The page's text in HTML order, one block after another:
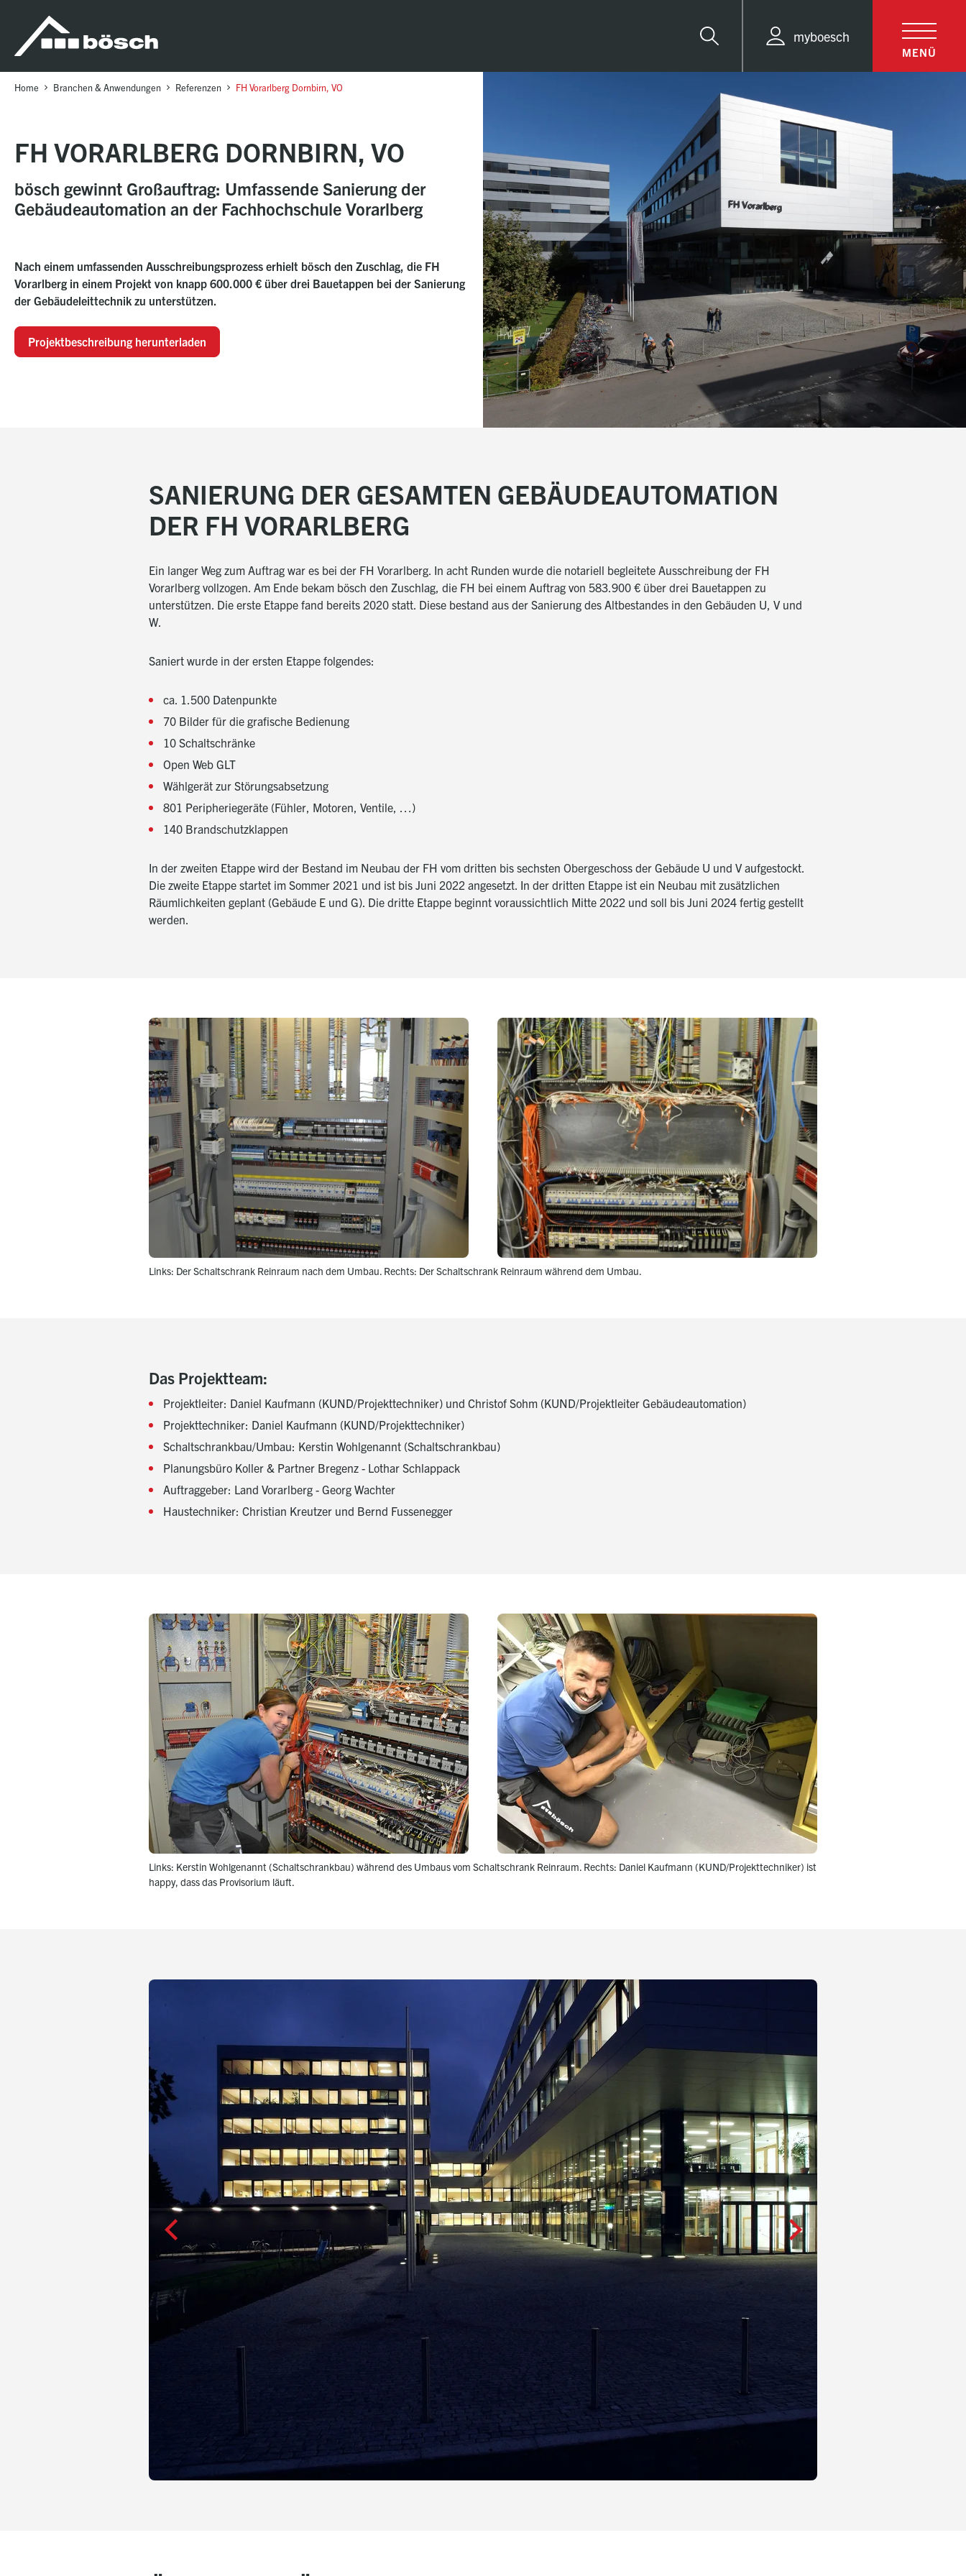
sr.skip-to.main-content
sr.skip-to.table-of-contents
sr.skip-to.main-navigation
Suche
myboesch
MENÜ
Home Branchen & Anwendungen Referenzen FH Vorarlberg Dornbirn, VO
FH VORARLBERG DORNBIRN, VO
bösch gewinnt Großauftrag: Umfassende Sanierung der
Gebäudeautomation an der Fachhochschule Vorarlberg
Nach einem umfassenden Ausschreibungsprozess erhielt bösch den Zuschlag, die FH
Vorarlberg in einem Projekt von knapp 600.000 € über drei Bauetappen bei der Sanierung
der Gebäudeleittechnik zu unterstützen.
Projektbeschreibung herunterladen
SANIERUNG DER GESAMTEN GEBÄUDEAUTOMATION
DER FH VORARLBERG
Ein langer Weg zum Auftrag war es bei der FH Vorarlberg. In acht Runden wurde die notariell begleitete Ausschreibung der FH
Vorarlberg vollzogen. Am Ende bekam bösch den Zuschlag, die FH bei einem Auftrag von 583.900 € über drei Bauetappen zu
unterstützen. Die erste Etappe fand bereits 2020 statt. Diese bestand aus der Sanierung des Altbestandes in den Gebäuden U, V und
W.
Saniert wurde in der ersten Etappe folgendes:
ca. 1.500 Datenpunkte
70 Bilder für die grafische Bedienung
10 Schaltschränke
Open Web GLT
Wählgerät zur Störungsabsetzung
801 Peripheriegeräte (Fühler, Motoren, Ventile, …)
140 Brandschutzklappen
In der zweiten Etappe wird der Bestand im Neubau der FH vom dritten bis sechsten Obergeschoss der Gebäude U und V aufgestockt.
Die zweite Etappe startet im Sommer 2021 und ist bis Juni 2022 angesetzt. In der dritten Etappe ist ein Neubau mit zusätzlichen
Räumlichkeiten geplant (Gebäude E und G). Die dritte Etappe beginnt voraussichtlich Mitte 2022 und soll bis Juni 2024 fertig gestellt
werden.
Links: Der Schaltschrank Reinraum nach dem Umbau. Rechts: Der Schaltschrank Reinraum während dem Umbau.
Das Projektteam:
Projektleiter: Daniel Kaufmann (KUND/Projekttechniker) und Christof Sohm (KUND/Projektleiter Gebäudeautomation)
Projekttechniker: Daniel Kaufmann (KUND/Projekttechniker)
Schaltschrankbau/Umbau: Kerstin Wohlgenannt (Schaltschrankbau)
Planungsbüro Koller & Partner Bregenz - Lothar Schlappack
Auftraggeber: Land Vorarlberg - Georg Wachter
Haustechniker: Christian Kreutzer und Bernd Fussenegger
Links: Kerstin Wohlgenannt (Schaltschrankbau) während des Umbaus vom Schaltschrank Reinraum. Rechts: Daniel Kaufmann (KUND/Projekttechniker) ist
happy, dass das Provisorium läuft.